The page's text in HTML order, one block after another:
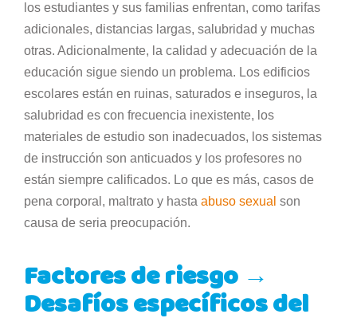
los estudiantes y sus familias enfrentan, como tarifas
adicionales, distancias largas, salubridad y muchas
otras. Adicionalmente, la calidad y adecuación de la
educación sigue siendo un problema. Los edificios
escolares están en ruinas, saturados e inseguros, la
salubridad es con frecuencia inexistente, los
materiales de estudio son inadecuados, los sistemas
de instrucción son anticuados y los profesores no
están siempre calificados. Lo que es más, casos de
pena corporal, maltrato y hasta abuso sexual son
causa de seria preocupación.
Factores de riesgo →
Desafíos específicos del